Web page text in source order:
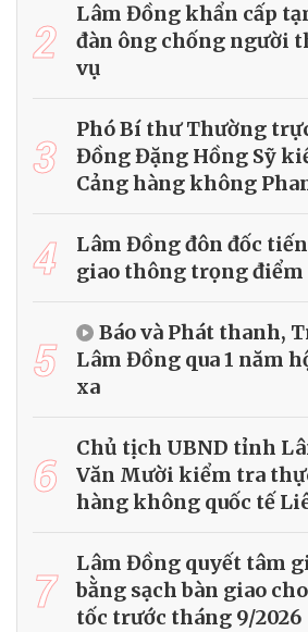
2
Lâm Đồng khẩn cấp
đàn ông chống người
vụ
3
Phó Bí thư Thường
Đồng Đặng Hồng Sỹ
Cảng hàng không
4
Lâm Đồng đôn đốc
giao thông trọng điểm
5
Báo và Phát thanh,
Lâm Đồng qua 1 năm
xa
6
Chủ tịch UBND tỉnh
Văn Mười kiểm tra
hàng không quốc tế
7
Lâm Đồng quyết tâm
bằng sạch bàn giao
tốc trước tháng 9/2026